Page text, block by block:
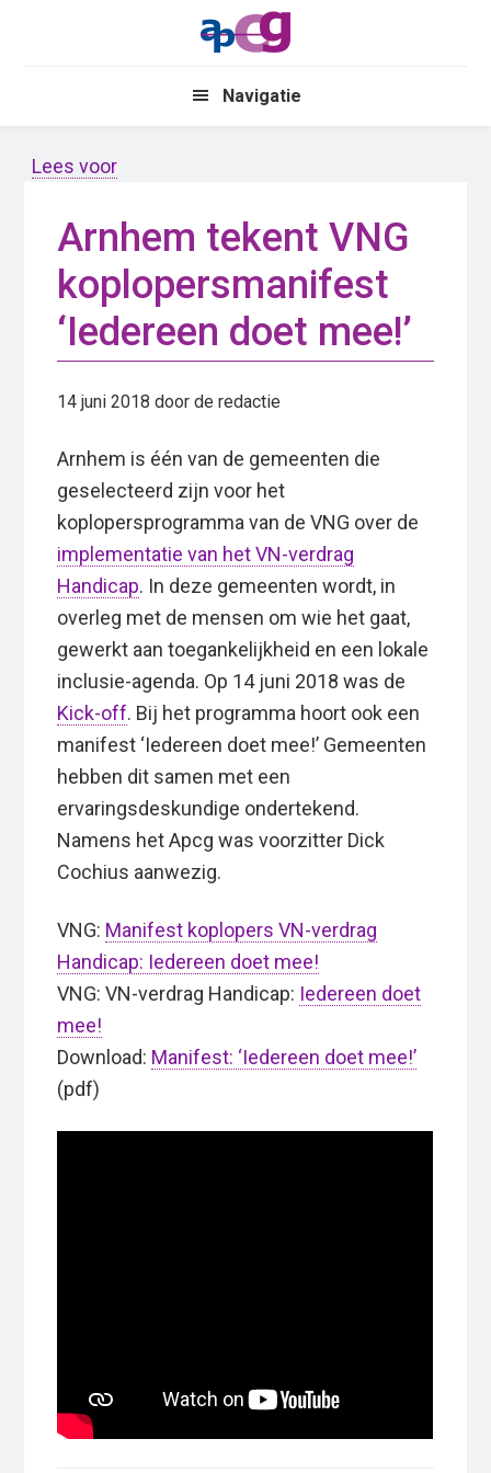
Navigatie
Lees voor
Arnhem tekent VNG
koplopersmanifest
‘Iedereen doet mee!’
14 juni 2018 door de redactie
Arnhem is één van de gemeenten die
geselecteerd zijn voor het
koplopersprogramma van de VNG over de
implementatie van het VN-verdrag
Handicap. In deze gemeenten wordt, in
overleg met de mensen om wie het gaat,
gewerkt aan toegankelijkheid en een lokale
inclusie-agenda. Op 14 juni 2018 was de
Kick-off. Bij het programma hoort ook een
manifest ‘Iedereen doet mee!’ Gemeenten
hebben dit samen met een
ervaringsdeskundige ondertekend.
Namens het Apcg was voorzitter Dick
Cochius aanwezig.
VNG: Manifest koplopers VN-verdrag
Handicap: Iedereen doet mee!
VNG: VN-verdrag Handicap: Iedereen doet
mee!
Download: Manifest: ‘Iedereen doet mee!’
(pdf)